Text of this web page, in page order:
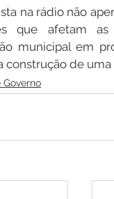
na rádio não
que afetam
municipal em
construção de
Governo